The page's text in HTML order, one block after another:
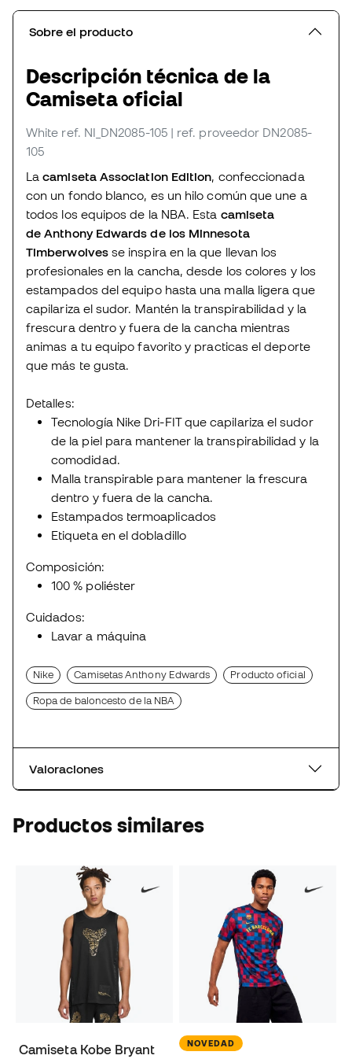
Sobre el producto
Descripción técnica de la
Camiseta oficial
White ref. NI_DN2085-105 | ref. proveedor DN2085-
105
Lacamiseta Association Edition, confeccionada
con un fondo blanco, es un hilo común que une a
todos los equipos de la NBA. Esta camiseta
de Anthony Edwards de los Minnesota
Timberwolvesse inspira en la que llevan los
profesionales en la cancha, desde los colores y los
estampados del equipo hasta una malla ligera que
capilariza el sudor. Mantén la transpirabilidad y la
frescura dentro y fuera de la cancha mientras
animas a tu equipo favorito y practicas el deporte
que más te gusta.
Detalles:
Tecnología Nike Dri-FIT que capilariza el sudor
de la piel para mantener la transpirabilidad y la
comodidad.
Malla transpirable para mantener la frescura
dentro y fuera de la cancha.
Estampados termoaplicados
Etiqueta en el dobladillo
Composición:
100 % poliéster
Cuidados:
Lavar a máquina
Nike Camisetas Anthony Edwards Producto oficial
Ropa de baloncesto de la NBA
Valoraciones
Productos similares
Camiseta Kobe Bryant NOVEDAD